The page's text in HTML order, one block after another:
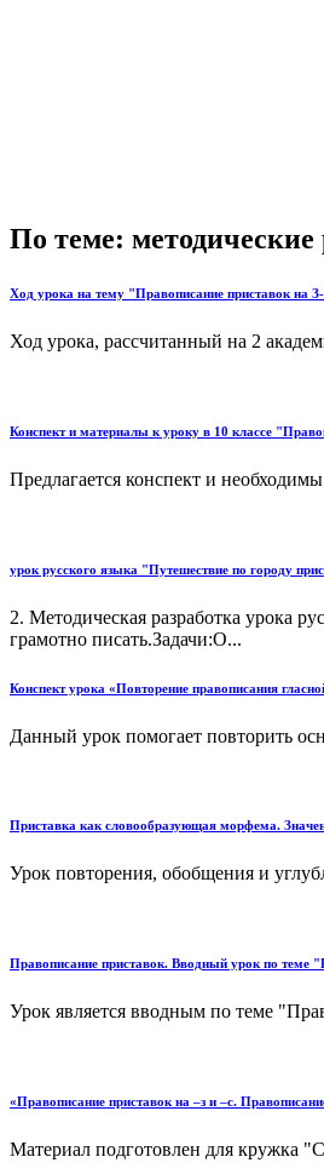
По теме:
Ход урока на тему "Правописание приставок на
Ход урока, рассчитанный на 2
Конспект и материалы к уроку в 10 классе
Предлагается конспект и
урок русского языка "Путешествие по городу
2. Методическая разработка урока
грамотно писать.Задачи:О...
Конспект урока «Повторение правописания
Данный урок помогает повторить
Приставка как словообразующая морфема.
Урок повторения, обобщения и
Правописание приставок. Вводный урок по
Урок является вводным по теме
«Правописание приставок на –з и –с.
Материал подготовлен для кружка